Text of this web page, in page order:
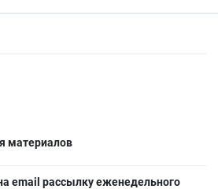
материалов
email рассылку еженедельного